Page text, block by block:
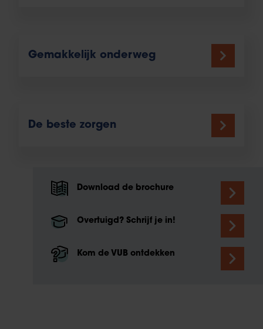
Gemakkelijk onderweg
De beste zorgen
Download de brochure
Overtuigd? Schrijf je in!
Kom de VUB ontdekken